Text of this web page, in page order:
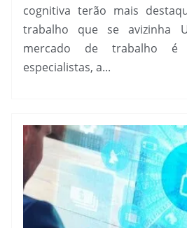
cognitiva terão mais
trabalho que se avizinha
mercado de trabalho é
especialistas, a...